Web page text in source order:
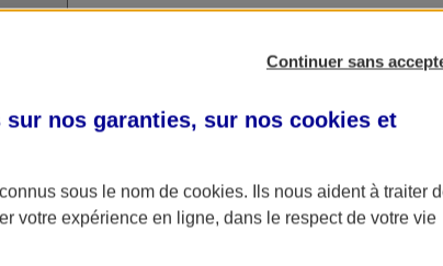
Continuer sans
sur nos garanties, sur nos cookies et
sous le nom de cookies. Ils nous aident à traiter
votre expérience en ligne, dans le respect de votre vie